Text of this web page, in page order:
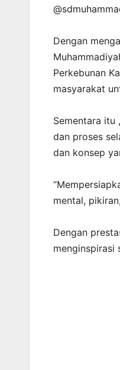
Dengan
Perkebunan
masyarakat
Sementara itu
dan proses
dan konsep
mental,
Dengan
menginspirasi